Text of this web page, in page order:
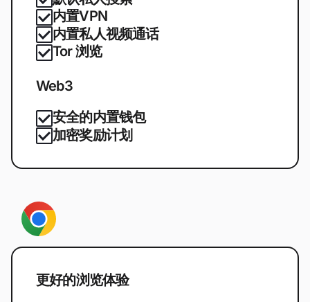
内置VPN
内置私人视频通话
Tor 浏览
Web3
安全的内置钱包
加密奖励计划
更好的浏览体验